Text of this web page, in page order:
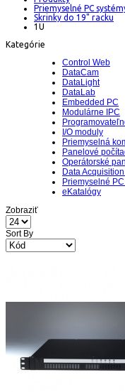
Priemyselné PC
Skrinky do 19" racku
1U
Kategórie
Control Web
DataCam
DataLight
DataLab
Embedded PC
Modulárne IPC
I/O moduly
Priemyselná
Panelové
Operátorské
Data
Priemyselné
eKatalógy
Zobraziť
Sort By